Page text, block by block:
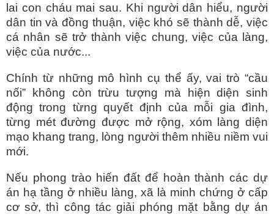
lai con cháu mai sau. Khi người dân hiểu, người
dân tin và đồng thuận, việc khó sẽ thành dễ, việc
cá nhân sẽ trở thành việc chung, việc của làng,
việc của nước...
Chính từ những mô hình cụ thể ấy, vai trò “cầu
nối” không còn trừu tượng mà hiện diện sinh
động trong từng quyết định của mỗi gia đình,
từng mét đường được mở rộng, xóm làng diện
mạo khang trang, lòng người thêm nhiều niềm vui
mới.
Nếu phong trào hiến đất để hoàn thành các dự
án hạ tầng ở nhiều làng, xã là minh chứng ở cấp
cơ sở, thì công tác giải phóng mặt bằng dự án